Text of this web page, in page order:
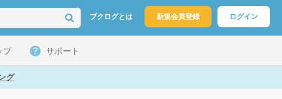
ブクログとは 新規会員登録 ログイン
プ サポート
グ